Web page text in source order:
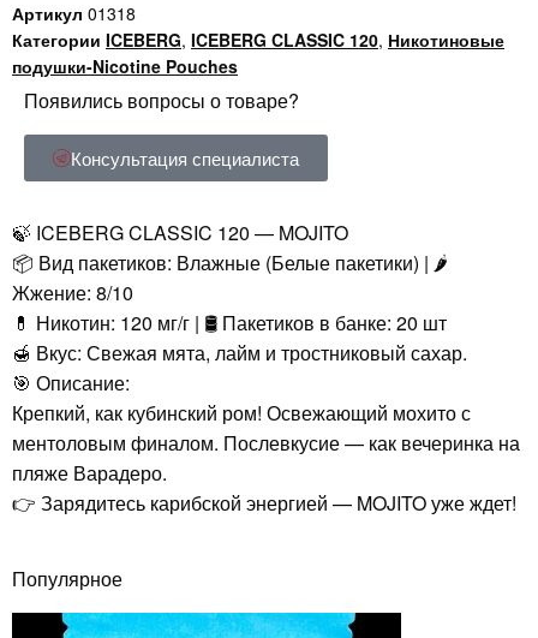
Артикул 01318
Категории ICEBERG, ICEBERG CLASSIC 120, Никотиновые
подушки-Nicotine Pouches
Появились вопросы о товаре?
Консультация специалиста
🍃 ICEBERG CLASSIC 120 — MOJITO
📦 Вид пакетиков: Влажные (Белые пакетики) | 🌶️
Жжение: 8/10
💊 Никотин: 120 мг/г | 🛢️ Пакетиков в банке: 20 шт
🍯 Вкус: Свежая мята, лайм и тростниковый сахар.
🎯 Описание:
Крепкий, как кубинский ром! Освежающий мохито с
ментоловым финалом. Послевкусие — как вечеринка на
пляже Варадеро.
👉 Зарядитесь карибской энергией — MOJITO уже ждет!
Популярное